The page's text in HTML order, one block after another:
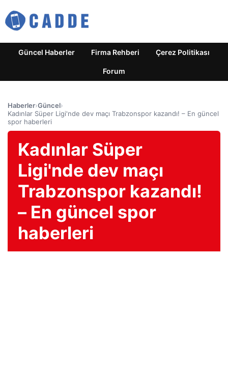
Güncel Haberler Firma Rehberi Çerez Politikası
Forum
Haberler›Güncel›
Kadınlar Süper Ligi'nde dev maçı Trabzonspor kazandı! – En güncel
spor haberleri
Kadınlar Süper
Ligi'nde dev maçı
Trabzonspor kazandı!
– En güncel spor
haberleri